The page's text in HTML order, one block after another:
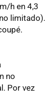
h en 4,3
limitado).
no
Por vez